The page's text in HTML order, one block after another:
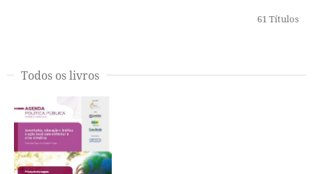
61 Títulos
Todos os livros